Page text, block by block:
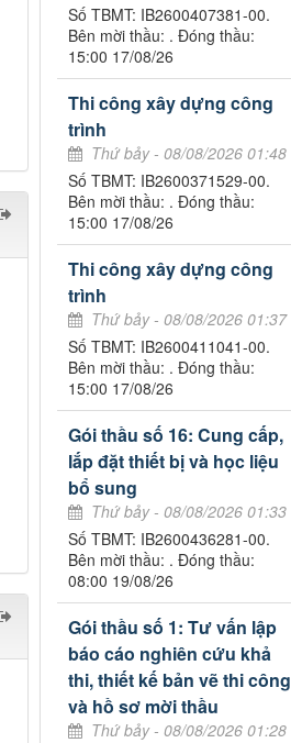
Số TBMT: IB2600407381-00.
Bên mời thầu: . Đóng thầu:
15:00 17/08/26
Thi công xây dựng công
trình
Thứ bảy - 08/08/2026 01:48
Số TBMT: IB2600371529-00.
Bên mời thầu: . Đóng thầu:
15:00 17/08/26
Thi công xây dựng công
trình
Thứ bảy - 08/08/2026 01:37
Số TBMT: IB2600411041-00.
Bên mời thầu: . Đóng thầu:
15:00 17/08/26
Gói thầu số 16: Cung cấp,
lắp đặt thiết bị và học liệu
bổ sung
Thứ bảy - 08/08/2026 01:33
Số TBMT: IB2600436281-00.
Bên mời thầu: . Đóng thầu:
08:00 19/08/26
Gói thầu số 1: Tư vấn lập
báo cáo nghiên cứu khả
thi, thiết kế bản vẽ thi công
và hồ sơ mời thầu
Thứ bảy - 08/08/2026 01:28